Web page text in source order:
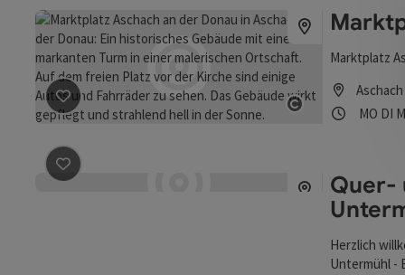
Copyright
Beitrag merken: Marktplatz Aschach an der Donau
Marktplatz
MO DI
Beitrag merken : Quer- und Längsfähre Kaiserhof -
Quer-
Herzlich
Untermühl -